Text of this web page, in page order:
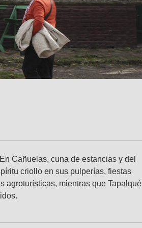
Cañuelas, cuna de estancias y del
criollo en sus pulperías, fiestas
agroturísticas, mientras que Tapalqué